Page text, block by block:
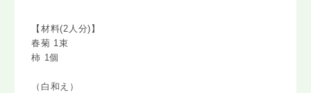
【材料(2人分)】
春菊 1束
柿 1個
（白和え）